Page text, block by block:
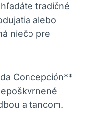
tradičné
alebo
niečo pre
Concepción**
a tancom.